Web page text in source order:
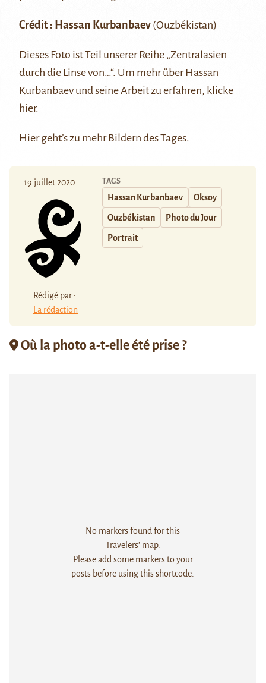
Crédit : Hassan Kurbanbaev (Ouzbékistan)
Dieses Foto ist Teil unserer Reihe „Zentralasien
durch die Linse von…“. Um mehr über Hassan
Kurbanbaev und seine Arbeit zu erfahren, klicke
hier.
Hiergeht’s zu mehr Bildern des Tages.
19 juillet 2020
Rédigé par :
La rédaction
TAGS
Hassan Kurbanbaev Oksoy
Ouzbékistan Photo du Jour
Portrait
Où la photo a-t-elle été prise ?
No markers found for this
Travelers' map.
Please add some markers to your
posts before using this shortcode.